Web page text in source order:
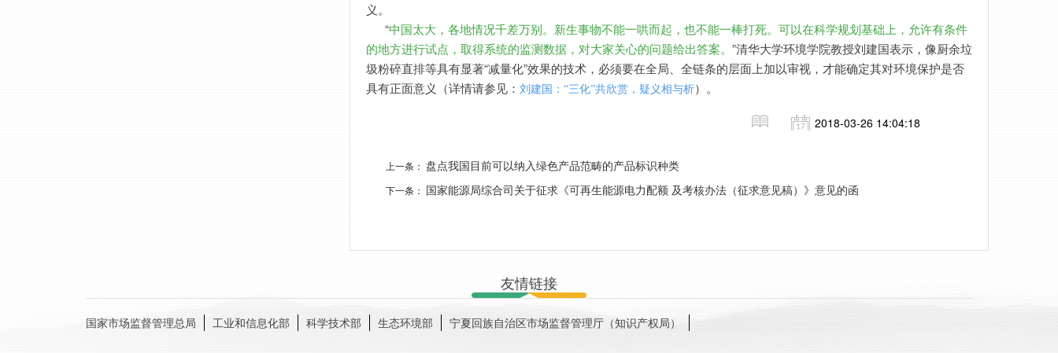
义。
“中国太大，各地情况千差万别。新生事物不能一哄而起，也不能一棒打死。可以在科学规划基础上，允许有条件
的地方进行试点，取得系统的监测数据，对大家关心的问题给出答案。 ”清华大学环境学院教授刘建国表示，像厨余垃
圾粉碎直排等具有显著“减量化”效果的技术，必须要在全局、全链条的层面上加以审视，才能确定其对环境保护是否
具有正面意义（详情请参见： 刘建国：“三化”共欣赏，疑义相与析）。
2018-03-26 14:04:18
上一条： 盘点我国目前可以纳入绿色产品范畴的产品标识种类
下一条： 国家能源局综合司关于征求《可再生能源电力配额 及考核办法（征求意见稿）》意见的函
友情链接
国家市场监督管理总局 工业和信息化部 科学技术部 生态环境部 宁夏回族自治区市场监督管理厅（知识产权局）